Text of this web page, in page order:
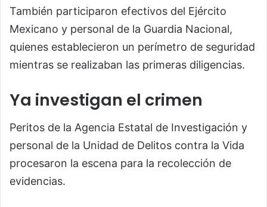
También participaron efectivos del Ejército
Mexicano y personal de la Guardia Nacional,
quienes establecieron un perímetro de seguridad
mientras se realizaban las primeras diligencias.
Ya investigan el crimen
Peritos de la Agencia Estatal de Investigación y
personal de la Unidad de Delitos contra la Vida
procesaron la escena para la recolección de
evidencias.